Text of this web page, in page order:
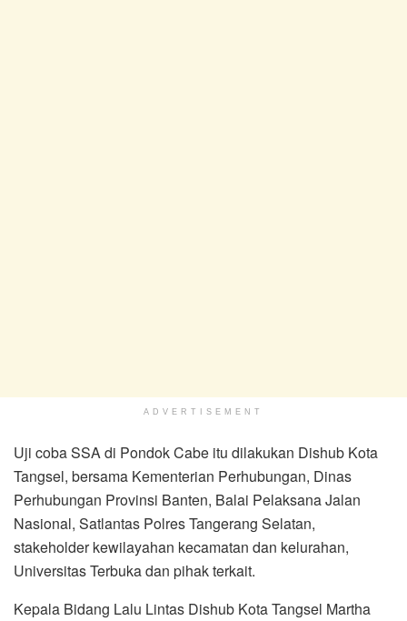
ADVERTISEMENT
Uji coba SSA di Pondok Cabe itu dilakukan Dishub Kota
Tangsel, bersama Kementerian Perhubungan, Dinas
Perhubungan Provinsi Banten, Balai Pelaksana Jalan
Nasional, Satlantas Polres Tangerang Selatan,
stakeholder kewilayahan kecamatan dan kelurahan,
Universitas Terbuka dan pihak terkait.
Kepala Bidang Lalu Lintas Dishub Kota Tangsel Martha